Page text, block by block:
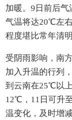
加暖。9日前后
气温将达20℃左
程度堪比常年清明
受阴雨影响，南
加入升温的行列
到云南在25℃以
12℃，11日可升
温变化，及时增